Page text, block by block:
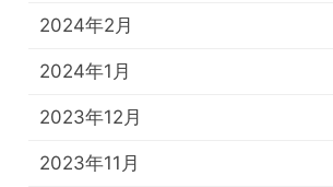
2024年2月
2024年1月
2023年12月
2023年11月